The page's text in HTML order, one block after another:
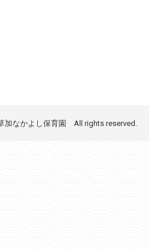
なかよし保育園 All rights reserved.